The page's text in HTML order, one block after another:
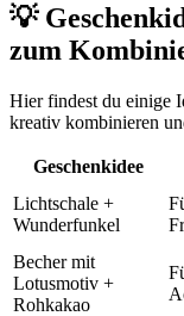
💡
zum
Hier findest du einige
kreativ kombinieren
Geschenkidee
Lichtschale +
Wunderfunkel
Becher mit
Lotusmotiv +
Rohkakao